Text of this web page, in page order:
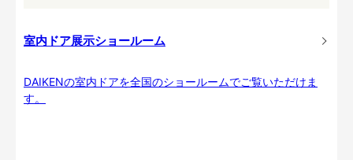
室内ドア展示ショールーム
DAIKENの室内ドアを全国のショールームでご覧いただけま
す。